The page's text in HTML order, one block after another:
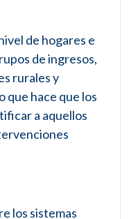
de hogares e
de ingresos,
rurales y
que hace que los
a aquellos
los sistemas